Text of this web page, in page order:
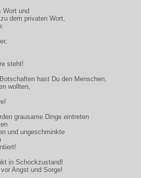
Wort und
dem privaten Wort,
steht!
hast Du den Menschen,
wollten,
grausame Dinge eintreten
und ungeschminkte
in Schockzustand!
Angst und Sorge!